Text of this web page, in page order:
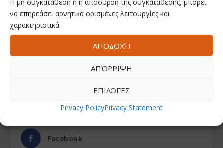
Η μη συγκατάθεση ή η απόσυρση της συγκατάθεσης, μπορεί
να επηρεάσει αρνητικά ορισμένες λειτουργίες και
χαρακτηριστικά.
ΑΠΟΔΟΧΉ
ΑΠΌΡΡΙΨΗ
ΕΠΙΛΟΓΈΣ
Privacy PolicyPrivacy Statement
ΑΚΟΛΟΥΘΗΣΤΕ ΜΑΣ
Facebook